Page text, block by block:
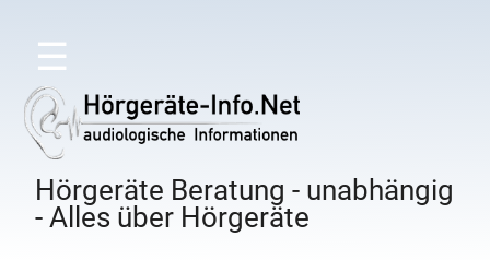
☰
Hörgeräte Beratung - unabhängig
- Alles über Hörgeräte